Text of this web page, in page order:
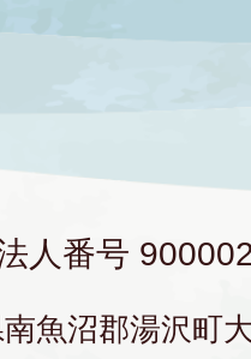
人番号
魚沼郡湯沢町